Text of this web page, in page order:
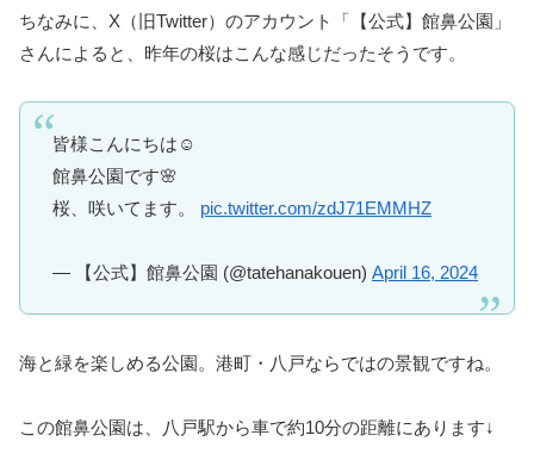
ちなみに、X（旧Twitter）のアカウント「【公式】館鼻公園」
さんによると、昨年の桜はこんな感じだったそうです。
皆様こんにちは☺️
館鼻公園です🌸
桜、咲いてます。 pic.twitter.com/zdJ71EMMHZ
— 【公式】館鼻公園 (@tatehanakouen) April 16, 2024
海と緑を楽しめる公園。港町・八戸ならではの景観ですね。
この館鼻公園は、八戸駅から車で約10分の距離にあります↓